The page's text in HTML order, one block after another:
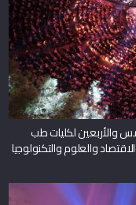
والأربعين لكليات طب
والعلوم والتكنولوجيا